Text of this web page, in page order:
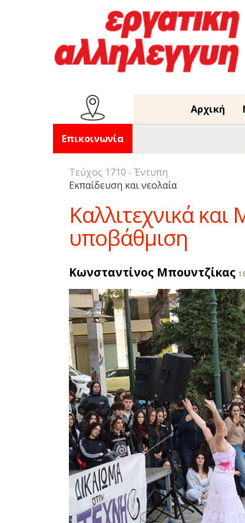
Επικοινωνία
Αρχική
Τεύχος 1710 - Έντυπη
Εκπαίδευση και νεολαία
Καλλιτεχνικά
υποβάθμιση
Κωνσταντίνος Μπουντζίκας